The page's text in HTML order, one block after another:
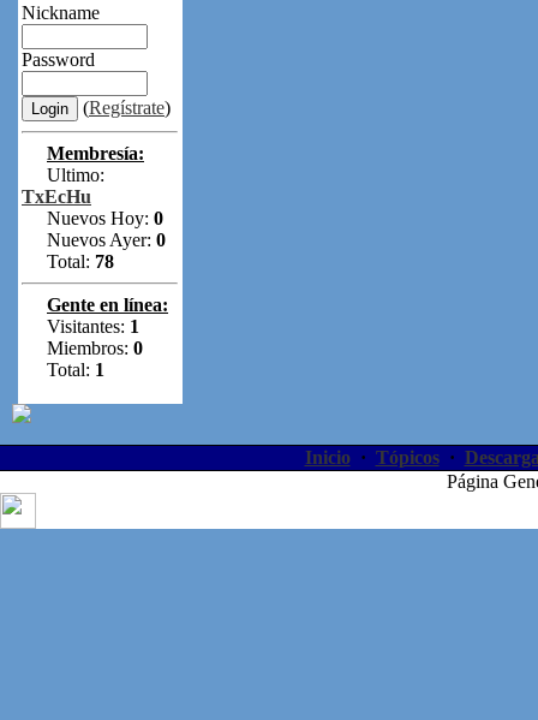
Nickname
Password
(Regístrate)
Membresía:
Ultimo:
TxEcHu
Nuevos Hoy: 0
Nuevos Ayer: 0
Total: 78
Gente en línea:
Visitantes: 1
Miembros: 0
Total: 1
Inicio· Tópicos·
Página